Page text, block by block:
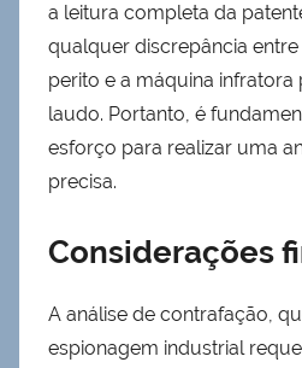
a leitura completa da
qualquer discrepância
perito e a máquina infratora
laudo. Portanto, é
esforço para realizar uma
precisa.
Considerações
A análise de contrafação,
espionagem industrial